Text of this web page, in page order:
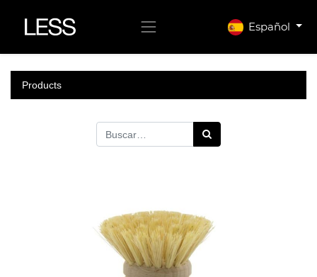
Español
Products